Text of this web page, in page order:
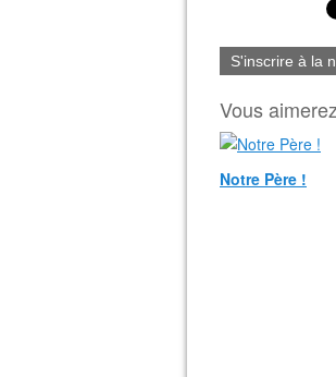
S'inscrire à la
Vous
Notre Père !